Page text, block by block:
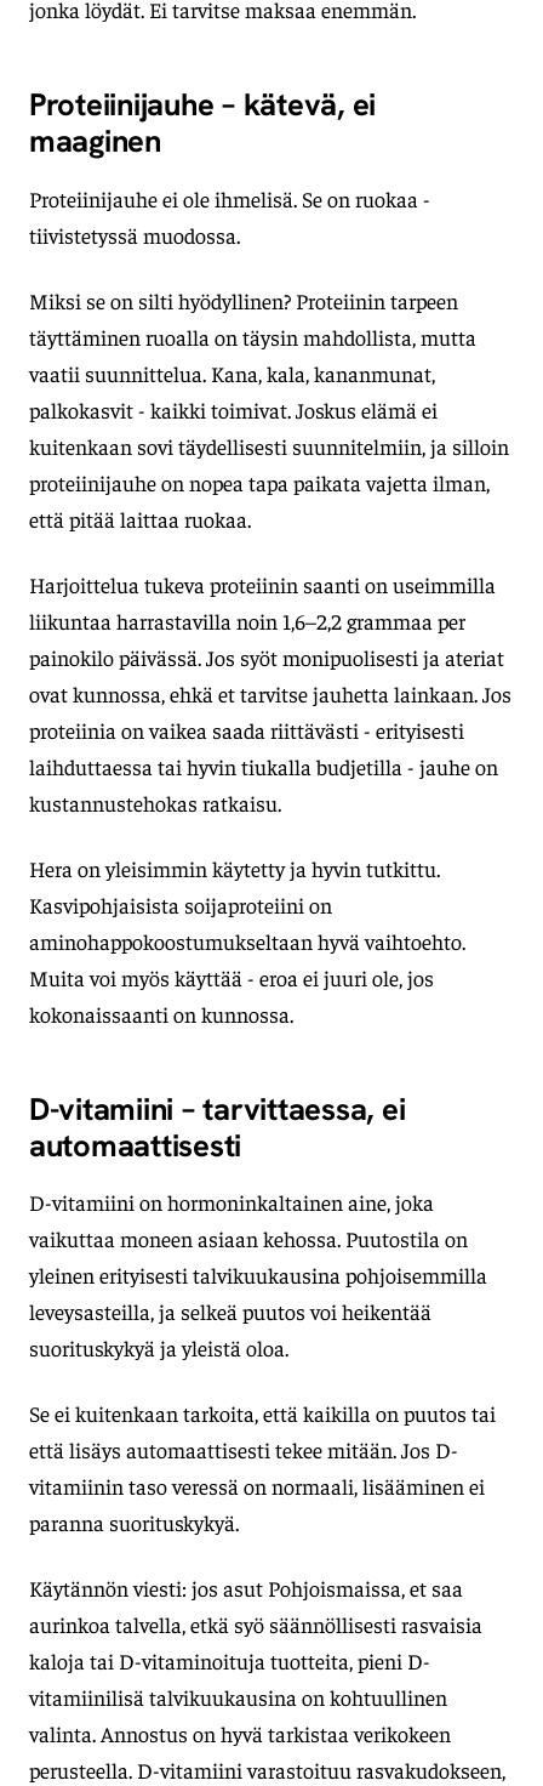
jonka löydät. Ei tarvitse maksaa enemmän.
Proteiinijauhe – kätevä, ei
maaginen
Proteiinijauhe ei ole ihmelisä. Se on ruokaa -
tiivistetyssä muodossa.
Miksi se on silti hyödyllinen? Proteiinin tarpeen
täyttäminen ruoalla on täysin mahdollista, mutta
vaatii suunnittelua. Kana, kala, kananmunat,
palkokasvit - kaikki toimivat. Joskus elämä ei
kuitenkaan sovi täydellisesti suunnitelmiin, ja silloin
proteiinijauhe on nopea tapa paikata vajetta ilman,
että pitää laittaa ruokaa.
Harjoittelua tukeva proteiinin saanti on useimmilla
liikuntaa harrastavilla noin 1,6–2,2 grammaa per
painokilo päivässä. Jos syöt monipuolisesti ja ateriat
ovat kunnossa, ehkä et tarvitse jauhetta lainkaan. Jos
proteiinia on vaikea saada riittävästi - erityisesti
laihduttaessa tai hyvin tiukalla budjetilla - jauhe on
kustannustehokas ratkaisu.
Hera on yleisimmin käytetty ja hyvin tutkittu.
Kasvipohjaisista soijaproteiini on
aminohappokoostumukseltaan hyvä vaihtoehto.
Muita voi myös käyttää - eroa ei juuri ole, jos
kokonaissaanti on kunnossa.
D-vitamiini – tarvittaessa, ei
automaattisesti
D-vitamiini on hormoninkaltainen aine, joka
vaikuttaa moneen asiaan kehossa. Puutostila on
yleinen erityisesti talvikuukausina pohjoisemmilla
leveysasteilla, ja selkeä puutos voi heikentää
suorituskykyä ja yleistä oloa.
Se ei kuitenkaan tarkoita, että kaikilla on puutos tai
että lisäys automaattisesti tekee mitään. Jos D-
vitamiinin taso veressä on normaali, lisääminen ei
paranna suorituskykyä.
Käytännön viesti: jos asut Pohjoismaissa, et saa
aurinkoa talvella, etkä syö säännöllisesti rasvaisia
kaloja tai D-vitaminoituja tuotteita, pieni D-
vitamiinilisä talvikuukausina on kohtuullinen
valinta. Annostus on hyvä tarkistaa verikokeen
perusteella. D-vitamiini varastoituu rasvakudokseen,